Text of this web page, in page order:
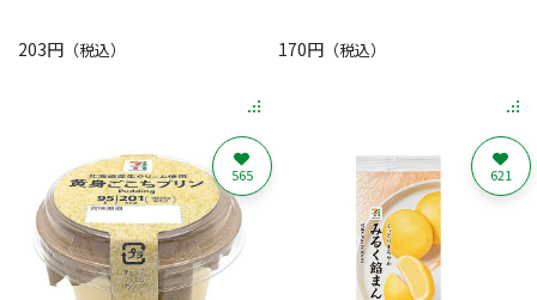
203円 （税込） 170円（税込）
565 621